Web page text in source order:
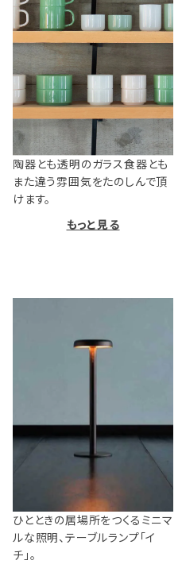
陶器とも透明のガラス食器とも
また違う雰囲気をたのしんで頂
けます。
もっと見る
ひとときの居場所をつくるミニマ
ルな照明、テーブルランプ「イ
チ」。